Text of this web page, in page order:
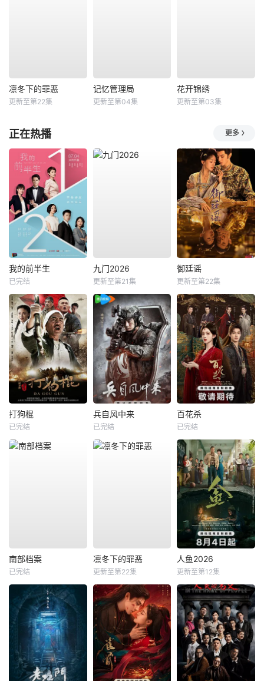
凛冬下的罪恶
更新至第22集
记忆管理局
更新至第04集
花开锦绣
更新至第03集
正在热播 更多
我的前半生
已完结
九门2026
更新至第21集
御廷谣
更新至第22集
打狗棍
已完结
兵自风中来
已完结
百花杀
已完结
南部档案
已完结
凛冬下的罪恶
更新至第22集
人鱼2026
更新至第12集